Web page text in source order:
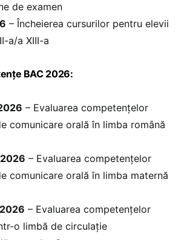
de examen
– Încheierea cursurilor pentru elevii
a/a XIII-a
BAC 2026:
– Evaluarea competențelor
comunicare orală în limba română
– Evaluarea competențelor
comunicare orală în limba maternă
– Evaluarea competențelor
o limbă de circulație